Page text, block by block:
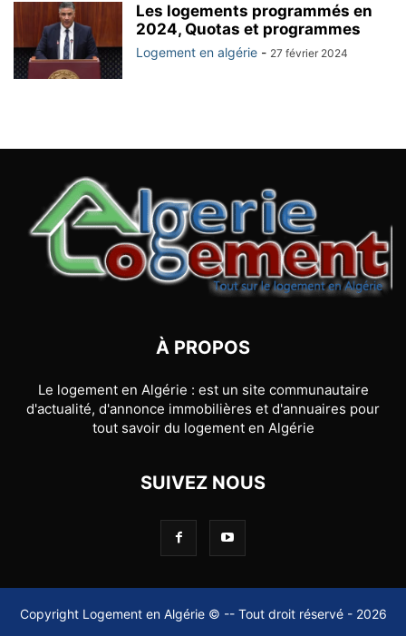
Les logements programmés en
2024, Quotas et programmes
Logement en algérie - 27 février 2024
À PROPOS
Le logement en Algérie : est un site communautaire
d'actualité, d'annonce immobilières et d'annuaires pour
tout savoir du logement en Algérie
SUIVEZ NOUS
Copyright Logement en Algérie © -- Tout droit réservé - 2026